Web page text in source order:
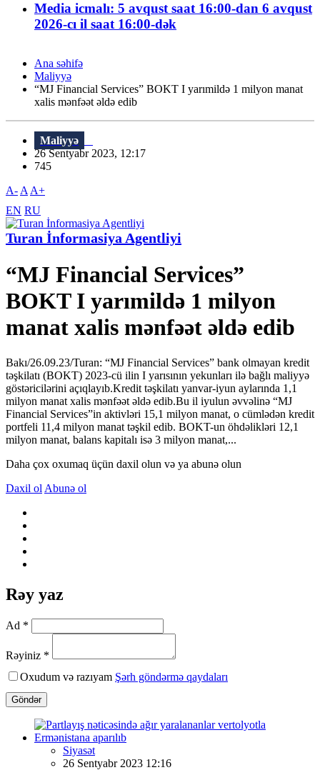
Media icmalı: 5 avqust saat 16:00-dan 6 avqust
2026-cı il saat 16:00-dək
Ana səhifə
Maliyyə
“MJ Financial Services” BOKT I yarımildə 1 milyon manat
xalis mənfəət əldə edib
Maliyyə
26 Sentyabr 2023, 12:17
745
A- A A+
EN RU
Turan İnformasiya Agentliyi
“MJ Financial Services”
BOKT I yarımildə 1 milyon
manat xalis mənfəət əldə edib
Bakı/26.09.23/Turan: “MJ Financial Services” bank olmayan kredit
təşkilatı (BOKT) 2023-cü ilin I yarısının yekunları ilə bağlı maliyyə
göstəricilərini açıqlayıb.Kredit təşkilatı yanvar-iyun aylarında 1,1
milyon manat xalis mənfəət əldə edib.Bu il iyulun əvvəlinə “MJ
Financial Services”in aktivləri 15,1 milyon manat, o cümlədən kredit
portfeli 11,4 milyon manat təşkil edib. BOKT-un öhdəlikləri 12,1
milyon manat, balans kapitalı isə 3 milyon manat,...
Daha çox oxumaq üçün daxil olun və ya abunə olun
Daxil ol Abunə ol
Rəy yaz
Ad *
Rəyiniz *
Oxudum və razıyam Şərh göndərmə qaydaları
Göndər
Siyasət
26 Sentyabr 2023 12:16